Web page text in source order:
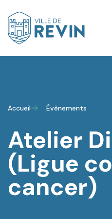
Accueil Évènements
Atelier
(Ligue
cancer)